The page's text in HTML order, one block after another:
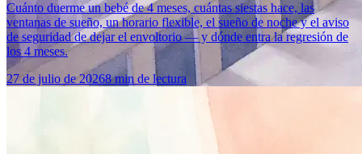
Cuánto duerme un bebé de 4 meses, cuántas siestas hace, las
ventanas de sueño, un horario flexible, el sueño de noche y el aviso
de seguridad de dejar el envoltorio — y dónde entra la regresión de
los 4 meses.
27 de julio de 20268 min de lectura